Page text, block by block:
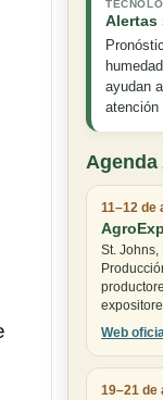
Alertas
ayudan
atención
Agenda
11–12 de
St. Johns,
Web
19–21 de